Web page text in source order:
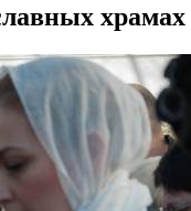
храмах